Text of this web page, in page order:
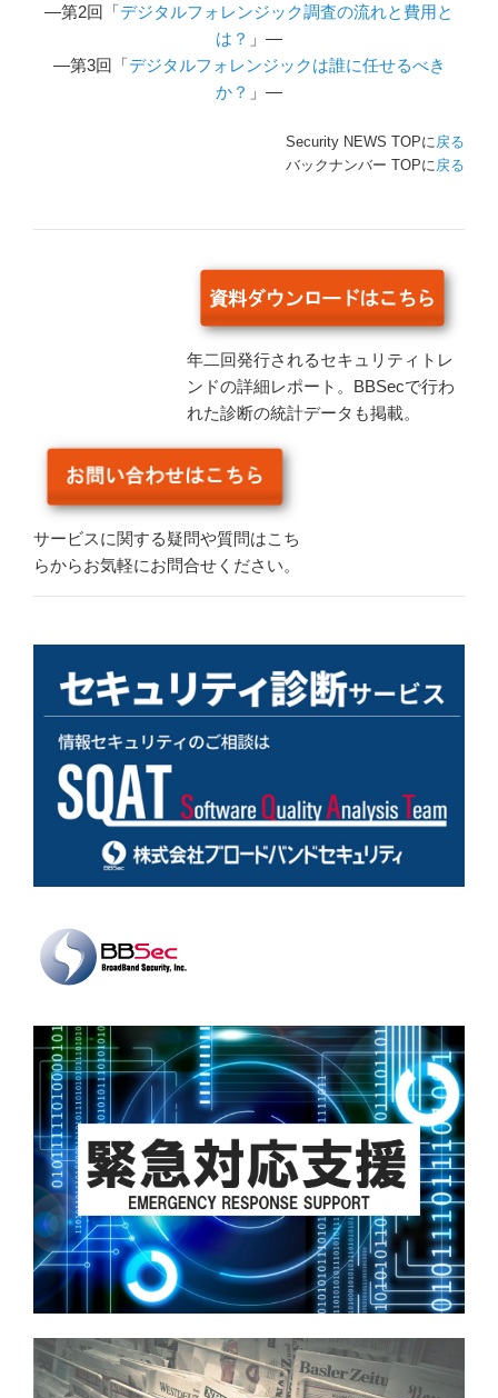
―第2回「デジタルフォレンジック調査の流れと費用と
は？ 」―
―第3回「デジタルフォレンジックは誰に任せるべき
か？ 」―
Security NEWS TOPに戻る
バックナンバー TOPに戻る
年二回発行されるセキュリティトレ
ンドの詳細レポート。BBSecで行わ
れた診断の統計データも掲載。
サービスに関する疑問や質問はこち
らからお気軽にお問合せください。